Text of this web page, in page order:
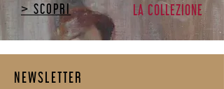
LA COLLEZIONE
> SCOPRI
NEWSLETTER